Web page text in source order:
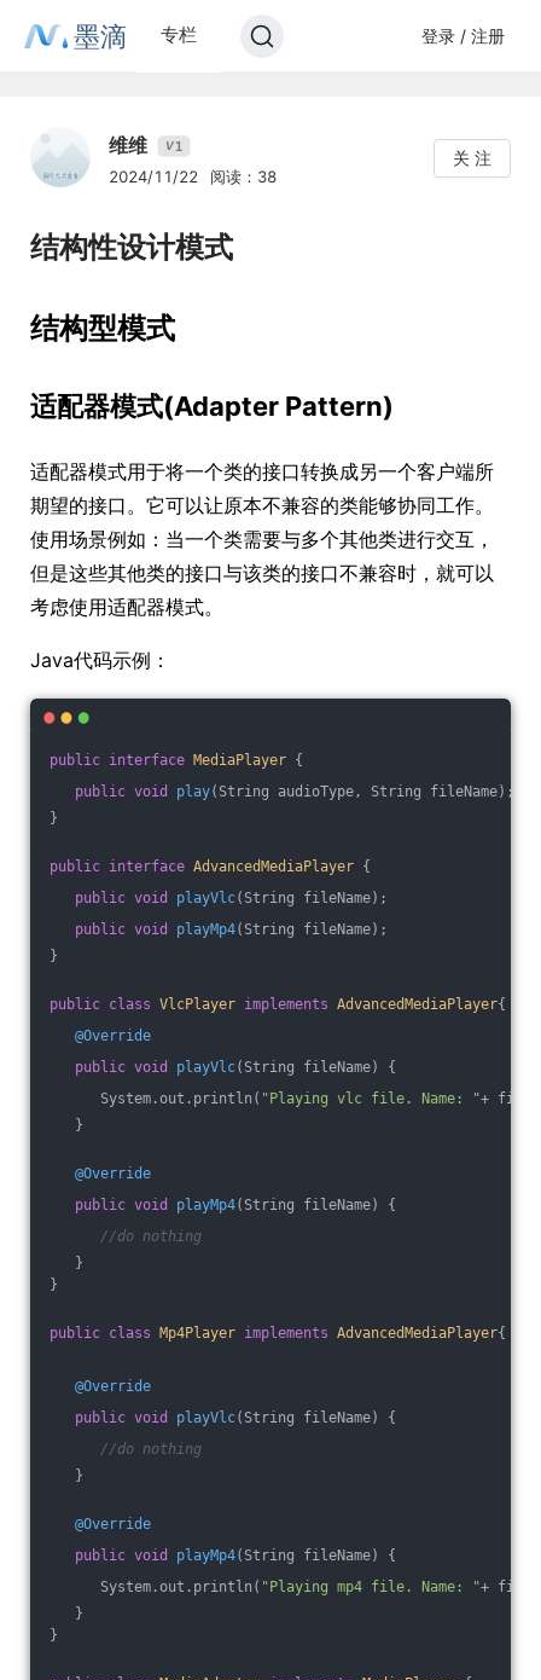
墨滴 专栏 登录 / 注册
维维 V1
2024/11/22 阅读：38
关 注
结构性设计模式
结构型模式
适配器模式(Adapter Pattern)
适配器模式用于将一个类的接口转换成另一个客户端所
期望的接口。它可以让原本不兼容的类能够协同工作。
使用场景例如：当一个类需要与多个其他类进行交互，
但是这些其他类的接口与该类的接口不兼容时，就可以
考虑使用适配器模式。
Java代码示例：
public interface MediaPlayer {
public void play(String audioType, String fileName) ;
}
public interface AdvancedMediaPlayer {
public void playVlc(String fileName) ;
public void playMp4(String fileName) ;
}
public class VlcPlayer implements AdvancedMediaPlayer{
@Override
public void playVlc(String fileName)
{
System.out.println( "Playing vlc file. Name: "+
}
@Override
public void playMp4(String fileName)
{
//do nothing
}
}
public class Mp4Player implements AdvancedMediaPlayer{
@Override
public void playVlc(String fileName)
{
//do nothing
}
@Override
public void playMp4(String fileName)
{
System.out.println( "Playing mp4 file. Name: "+
}
}